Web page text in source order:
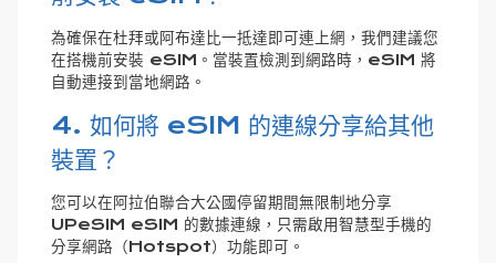
為確保在杜拜或阿布達比一抵達即可連上網，我們建議您
在搭機前安裝 eSIM。當裝置檢測到網路時，eSIM 將
自動連接到當地網路。
4. 如何將 eSIM 的連線分享給其他
裝置？
您可以在阿拉伯聯合大公國停留期間無限制地分享
UPeSIM eSIM 的數據連線，只需啟用智慧型手機的
分享網路（Hotspot）功能即可。